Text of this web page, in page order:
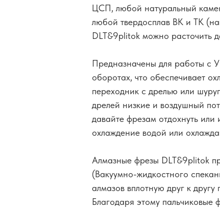
ЦСП, любой натуральный
любой твердосплав ВК и ТК
DLT&9plitok можно расточить
Предназначены для работы с
оборотах, что обеспечивает
переходник с дрелью или
дрелей низкие и воздушный
давайте фрезам отдохнуть или
охлаждение водой или
Алмазные фрезы DLT&9plitok
(Вакуумно-жидкостного
алмазов вплотную друг к
Благодаря этому